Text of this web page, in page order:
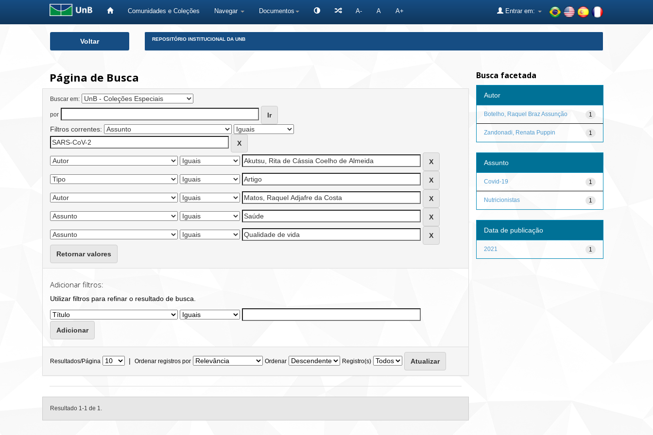
Comunidades e Coleções Navegar Documentos A- A A+ Entrar em:
Voltar REPOSITÓRIO INSTITUCIONAL DA UNB
Página de Busca
Buscar em:
por
Filtros correntes:
Retornar valores
Adicionar filtros:
Utilizar filtros para refinar o resultado de busca.
Resultados/Página | Ordenar registros por Ordenar Registro(s)
Resultado 1-1 de 1.
Busca facetada
Autor
1
Botelho, Raquel Braz Assunção
1
Zandonadi, Renata Puppin
Assunto
1
Covid-19
1
Nutricionistas
Data de publicação
1
2021